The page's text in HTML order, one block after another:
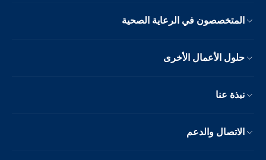
المتخصصون في الرعاية الصحية
حلول الأعمال الأخرى
نبذة عنا
الاتصال والدعم